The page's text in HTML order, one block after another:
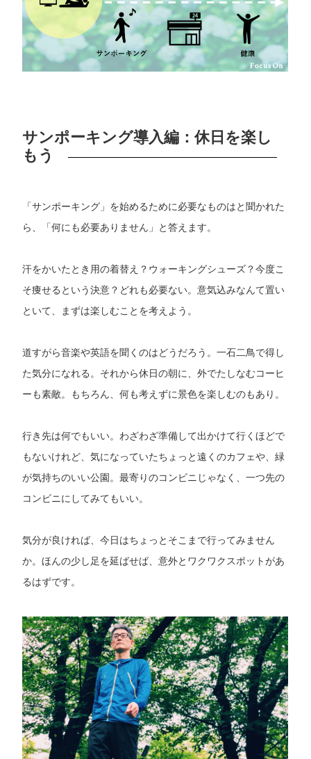
サンポーキング導入編：休日を楽し
もう
「サンポーキング」を始めるために必要なものはと聞かれた
ら、「何にも必要ありません」と答えます。
汗をかいたとき用の着替え？ウォーキングシューズ？今度こ
そ痩せるという決意？どれも必要ない。意気込みなんて置い
といて、まずは楽しむことを考えよう。
道すがら音楽や英語を聞くのはどうだろう。一石二鳥で得し
た気分になれる。それから休日の朝に、外でたしなむコーヒ
ーも素敵。もちろん、何も考えずに景色を楽しむのもあり。
行き先は何でもいい。わざわざ準備して出かけて行くほどで
もないけれど、気になっていたちょっと遠くのカフェや、緑
が気持ちのいい公園。最寄りのコンビニじゃなく、一つ先の
コンビニにしてみてもいい。
気分が良ければ、今日はちょっとそこまで行ってみません
か。ほんの少し足を延ばせば、意外とワクワクスポットがあ
るはずです。